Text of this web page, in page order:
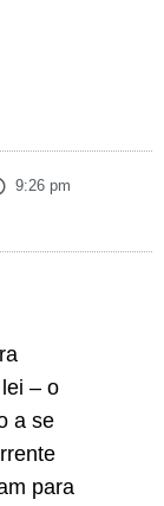
9:26 pm
– o
a se
para